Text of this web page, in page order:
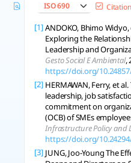
시민행동
다차원적 성
적리더십은
고양시키며,
행동에 미치
기관 등 다
예를 들어,
리더십은 제
력한 효과를
β
β값=0.443),
성과의
ISO 690 Citation
[1] ANDOKO, Bhimo
Exploring the
Leadership and
Gesto Social E Ambiental,
https://doi.org/
[2] HERMAWAN, Ferry, et
leadership, job
commitment on
(OCB) of SMEs
Infrastructure Policy and
https://doi.org/
[3] JUNG, Joo-Young The